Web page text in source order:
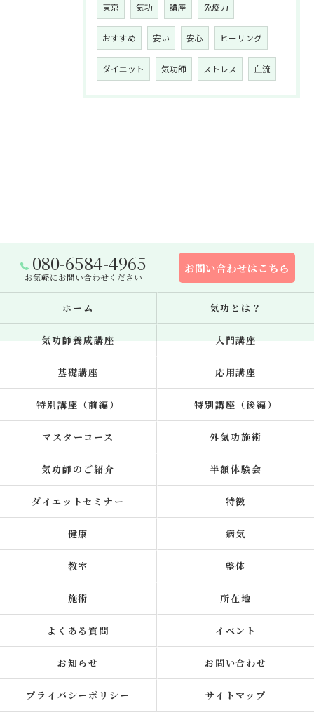
東京 気功 講座 免疫力
おすすめ 安い 安心 ヒーリング
ダイエット 気功師 ストレス 血流
080-6584-4965
お気軽にお問い合わせください
お問い合わせはこちら
ホーム 気功とは？
気功師養成講座 入門講座
基礎講座 応用講座
特別講座（前編） 特別講座（後編）
マスターコース 外気功施術
気功師のご紹介 半額体験会
ダイエットセミナー 特徴
健康 病気
教室 整体
施術 所在地
よくある質問 イベント
お知らせ お問い合わせ
プライバシーポリシー サイトマップ